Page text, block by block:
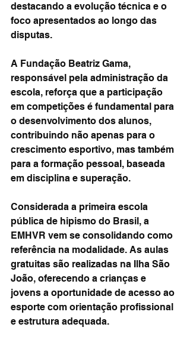
destacando a evolução técnica e o
foco apresentados ao longo das
disputas.
A Fundação Beatriz Gama,
responsável pela administração da
escola, reforça que a participação
em competições é fundamental para
o desenvolvimento dos alunos,
contribuindo não apenas para o
crescimento esportivo, mas também
para a formação pessoal, baseada
em disciplina e superação.
Considerada a primeira escola
pública de hipismo do Brasil, a
EMHVR vem se consolidando como
referência na modalidade. As aulas
gratuitas são realizadas na Ilha São
João, oferecendo a crianças e
jovens a oportunidade de acesso ao
esporte com orientação profissional
e estrutura adequada.